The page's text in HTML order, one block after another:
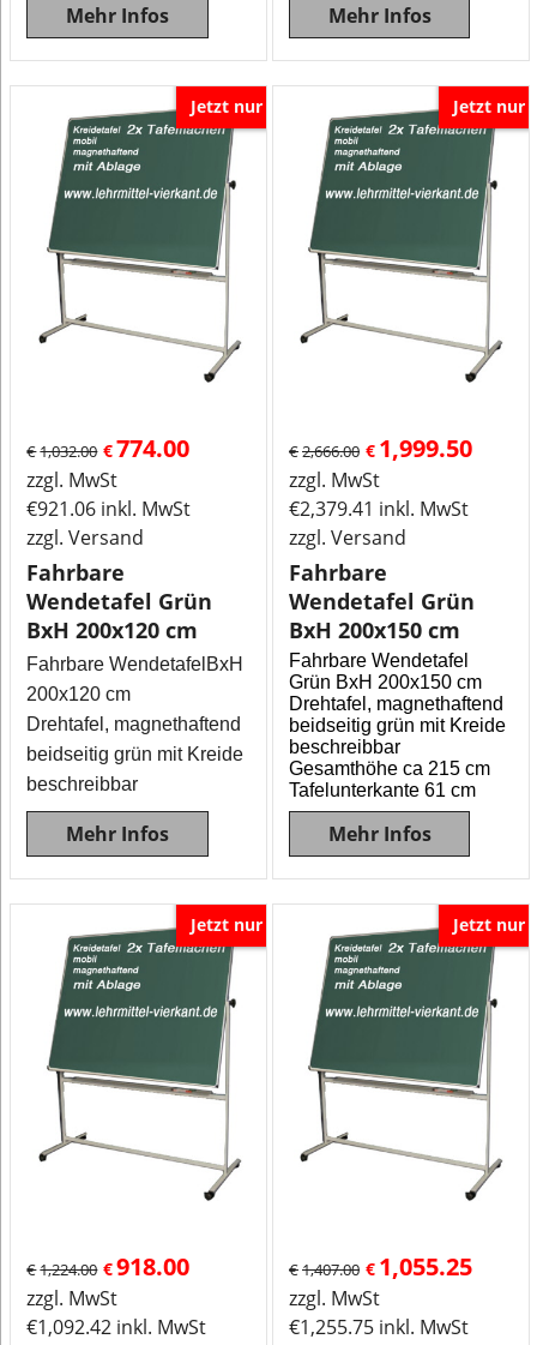
Mehr Infos Mehr Infos
Jetzt nur
€1,032.00 €774.00
zzgl. MwSt
€921.06 inkl. MwSt
zzgl. Versand
Fahrbare
Wendetafel Grün
BxH 200x120 cm
Fahrbare WendetafelBxH
200x120 cm
Drehtafel, magnethaftend
beidseitig grün mit Kreide
beschreibbar
Mehr Infos
Jetzt nur
€2,666.00 € 1,999.50
zzgl. MwSt
€2,379.41 inkl. MwSt
zzgl. Versand
Fahrbare
Wendetafel Grün
BxH 200x150 cm
Fahrbare Wendetafel
Grün BxH 200x150 cm
Drehtafel, magnethaftend
beidseitig grün mit Kreide
beschreibbar
Gesamthöhe ca 215 cm
Tafelunterkante 61 cm
Mehr Infos
Jetzt nur
€1,224.00 €918.00
zzgl. MwSt
€1,092.42 inkl. MwSt
Jetzt nur
€1,407.00 € 1,055.25
zzgl. MwSt
€1,255.75 inkl. MwSt